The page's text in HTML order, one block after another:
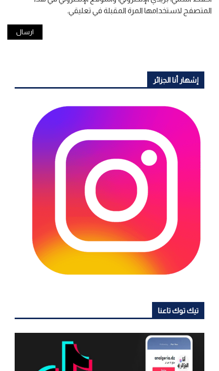
المتصفح لاستخدامها المرة المقبلة في تعليقي.
إشهار أنا الجزائر
تيك توك تاعنا